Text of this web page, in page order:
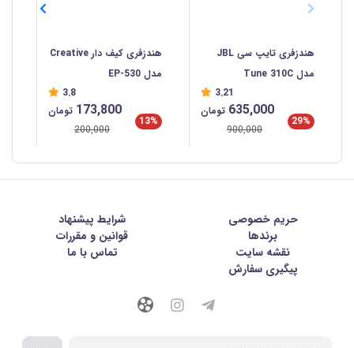
هندزفری تایپ سی JBL
مدل Tune 310C
3.21
29%
635,000 تومان
900,000
هندزفری کیف دار Creative
مدل EP-530
3.8
13%
173,800 تومان
200,000
حریم خصوصی
شرايط پيشنهاد
برندها
قوانین و مقررات
نقشه سایت
تماس با ما
پیگیری سفارش